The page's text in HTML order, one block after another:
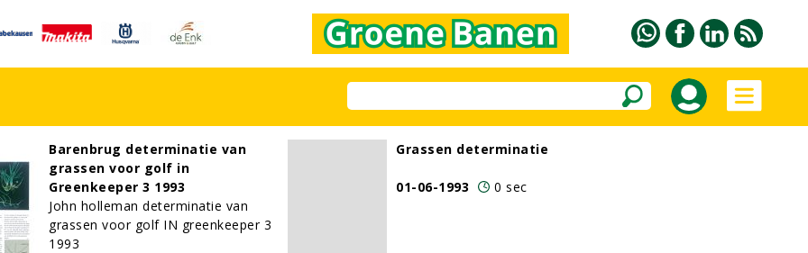
Barenbrug determinatie van
grassen voor golf in
Greenkeeper 3 1993
John holleman determinatie van
grassen voor golf IN greenkeeper 3
1993
Grassen determinatie
01-06-1993 0 sec